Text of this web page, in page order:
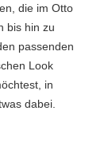
die im Otto
bis hin zu
passenden
Look
in
dabei.